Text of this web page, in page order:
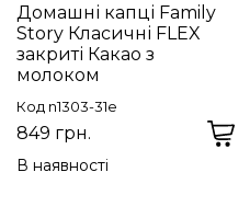
Домашні капці Family
Story Класичні FLEX
закриті Какао з
молоком
Код n1303-31e
849 грн.
В наявності